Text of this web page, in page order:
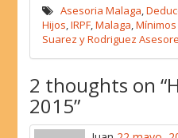
Asesoria Malaga ,
Hijos ,IRPF ,Malaga ,
Suarez y Rodriguez
2 thoughts on “
2015”